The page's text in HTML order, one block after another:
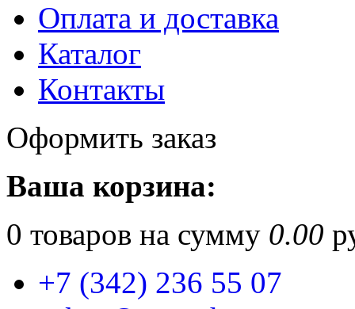
Оплата и доставка
Каталог
Контакты
Оформить заказ
Ваша корзина:
0 товаров на сумму 0.00
+7 (342) 236 55 07